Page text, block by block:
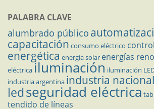
PALABRA CLAVE
alumbrado público
capacitación consumo eléctrico control
energética energía solar energías
eléctricailuminación iluminación
industria argentina industria nacional
ledseguridad eléctrica
tendido de líneas